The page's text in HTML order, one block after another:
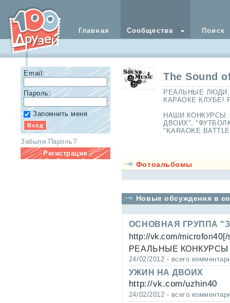
Главная Сообщества Поиск
The Sound
РЕАЛЬНЫЕ
КАРАОКЕ
НАШИ
ДВОИХ",
"KARAOKE
Фотоальбомы
Новые обсуждения в
ОСНОВНАЯ ГРУППА
http://vk.com/
РЕАЛЬНЫЕ КОНКУРСЫ
24/02/2012 - всего
УЖИН НА ДВОИХ
http://vk.com/uzhin40
24/02/2012 - всего
Email:
Пароль:
Запомнить меня
Забыли Пароль?
Регистрация